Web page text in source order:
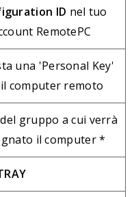
ID nel tuo
RemotePC
una 'Personal Key'
computer remoto
gruppo a cui verrà
il computer *